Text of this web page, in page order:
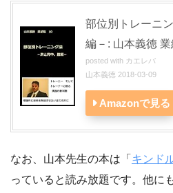
部位別トレーニ
編－: 山本義徳
posted with カエレバ
山本義徳 2018-03-09
Amazonで見る
なお、山本先生の本は「 キンド
っていると読み放題です。他に